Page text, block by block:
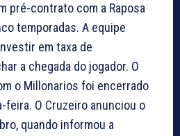
pré-contrato com a Raposa
temporadas. A equipe
em taxa de
a chegada do jogador. O
o Millonarios foi encerrado
feira. O Cruzeiro anunciou o
quando informou a